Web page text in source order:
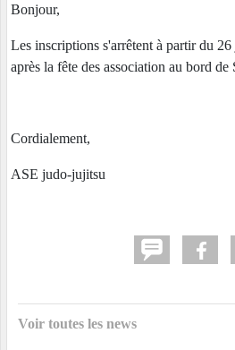
Bonjour,
Les inscriptions s'arrêtent à partir du
après la fête des association au bord
Cordialement,
ASE judo-jujitsu
Voir toutes les news